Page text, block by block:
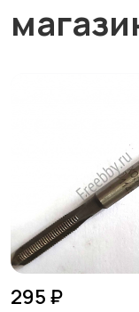
295 ₽